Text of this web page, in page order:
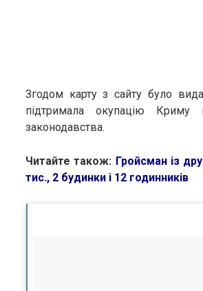
Згодом карту з сайту було
підтримала окупацію Криму
законодавства.
Читайте також: Гройсман із
тис., 2 будинки і 12 годинників